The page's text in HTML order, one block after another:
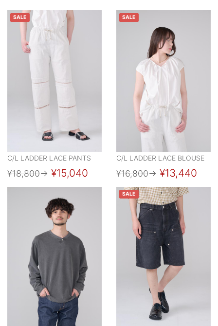
SALE
C/L LADDER LACE PANTS
¥18,800→ ¥15,040
SALE
C/L LADDER LACE BLOUSE
¥16,800→ ¥13,440
SALE